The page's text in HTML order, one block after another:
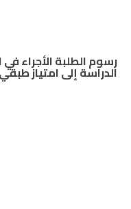
رسوم الطلبة الأجراء
الدراسة إلى امتياز طبقي